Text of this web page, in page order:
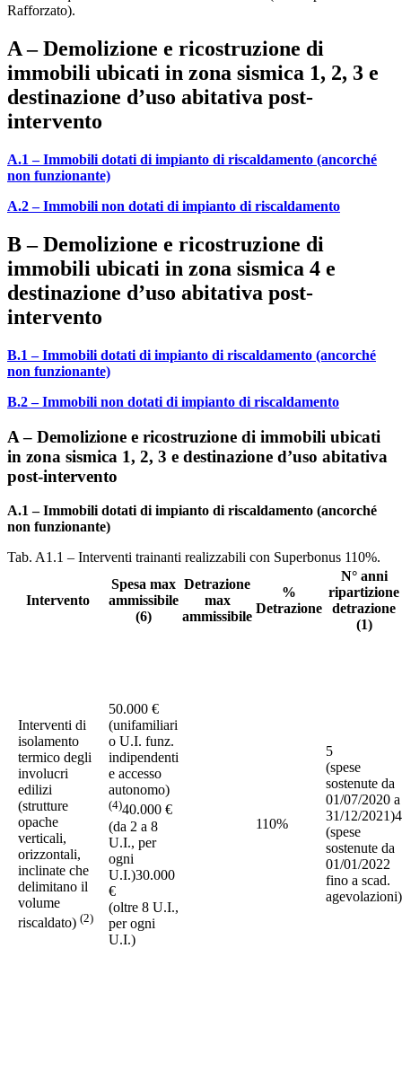
Rafforzato).
A – Demolizione e ricostruzione di
immobili ubicati in zona sismica 1, 2, 3 e
destinazione d’uso abitativa post-
intervento
A.1 – Immobili dotati di impianto di riscaldamento (ancorché
non funzionante)
A.2 – Immobili non dotati di impianto di riscaldamento
B – Demolizione e ricostruzione di
immobili ubicati in zona sismica 4 e
destinazione d’uso abitativa post-
intervento
B.1 – Immobili dotati di impianto di riscaldamento (ancorché
non funzionante)
B.2 – Immobili non dotati di impianto di riscaldamento
A – Demolizione e ricostruzione di immobili ubicati
in zona sismica 1, 2, 3 e destinazione d’uso abitativa
post-intervento
A.1 – Immobili dotati di impianto di riscaldamento (ancorché
non funzionante)
Tab. A1.1 – Interventi trainanti realizzabili con Superbonus 110%.
Intervento
Spesa max
ammissibile
(6)
Detrazione
max
ammissibile
%
Detrazione
N° anni
ripartizione
detrazione
(1)
Interventi di
isolamento
termico degli
involucri
edilizi
(strutture
opache
verticali,
orizzontali,
inclinate che
delimitano il
volume
riscaldato) (2)
50.000 €
(unifamiliari
o U.I. funz.
indipendenti
e accesso
autonomo)
(4)40.000 €
(da 2 a 8
U.I., per
ogni
U.I.)30.000
€
(oltre 8 U.I.,
per ogni
U.I.)
110%
5
(spese
sostenute da
01/07/2020 a
31/12/2021)4
(spese
sostenute da
01/01/2022
fino a scad.
agevolazioni)